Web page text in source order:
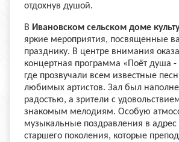
отдохнув душой.
В Ивановском сельском доме
яркие мероприятия, посвященные
празднику. В центре внимания
концертная программа «Поёт душа -
где прозвучали всем известные
любимых артистов. Зал был
радостью, а зрители с
знакомым мелодиям. Особую
музыкальные поздравления в адрес
старшего поколения, которые